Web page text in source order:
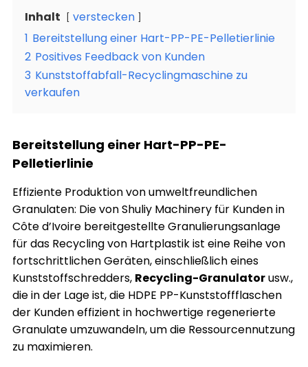
Inhalt
verstecken
1 Bereitstellung einer Hart-PP-PE-Pelletierlinie
2 Positives Feedback von Kunden
3 Kunststoffabfall-Recyclingmaschine zu
verkaufen
Bereitstellung einer Hart-PP-PE-
Pelletierlinie
Effiziente Produktion von umweltfreundlichen
Granulaten: Die von Shuliy Machinery für Kunden in
Côte d’Ivoire bereitgestellte Granulierungsanlage
für das Recycling von Hartplastik ist eine Reihe von
fortschrittlichen Geräten, einschließlich eines
Kunststoffschredders, Recycling-Granulatorusw.,
die in der Lage ist, die HDPE PP-Kunststoffflaschen
der Kunden effizient in hochwertige regenerierte
Granulate umzuwandeln, um die Ressourcennutzung
zu maximieren.